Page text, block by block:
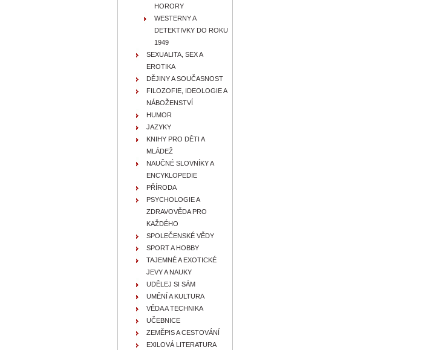
HORORY
WESTERNY A
DETEKTIVKY DO ROKU
1949
SEXUALITA, SEX A
EROTIKA
DĚJINY A SOUČASNOST
FILOZOFIE, IDEOLOGIE A
NÁBOŽENSTVÍ
HUMOR
JAZYKY
KNIHY PRO DĚTI A
MLÁDEŽ
NAUČNÉ SLOVNÍKY A
ENCYKLOPEDIE
PŘÍRODA
PSYCHOLOGIE A
ZDRAVOVĚDA PRO
KAŽDÉHO
SPOLEČENSKÉ VĚDY
SPORT A HOBBY
TAJEMNÉ A EXOTICKÉ
JEVY A NAUKY
UDĚLEJ SI SÁM
UMĚNÍ A KULTURA
VĚDA A TECHNIKA
UČEBNICE
ZEMĚPIS A CESTOVÁNÍ
EXILOVÁ LITERATURA